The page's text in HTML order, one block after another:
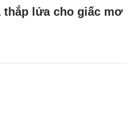
thắp lửa cho giấc mơ